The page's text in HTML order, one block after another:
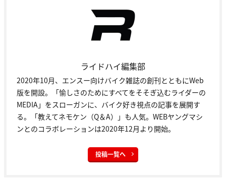
ライドハイ編集部
2020年10月、エンスー向けバイク雑誌の創刊とともにWeb
版を開設。「愉しさのためにすべてをそそぎ込むライダーの
MEDIA」をスローガンに、バイク好き視点の記事を展開す
る。「教えてネモケン（Q＆A）」も人気。WEBヤングマシ
ンとのコラボレーションは2020年12月より開始。
投稿一覧へ